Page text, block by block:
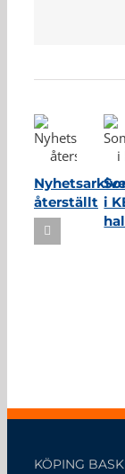
återställt i
KÖPING